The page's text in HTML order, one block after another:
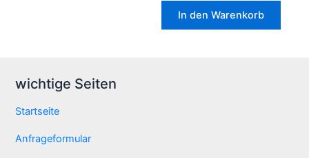
In den Warenkorb
wichtige Seiten
Startseite
Anfrageformular